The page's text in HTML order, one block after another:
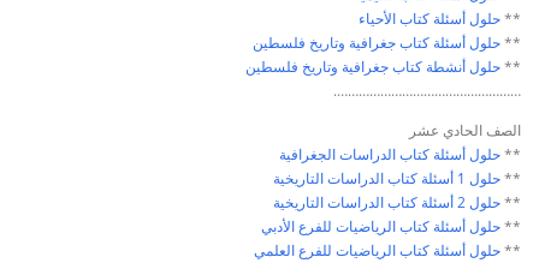
**حلول أسئلة كتابالأحياء
**حلول أسئلة كتابجغرافية وتاريخ فلسطين
**حلول أنشطة كتابجغرافية وتاريخ فلسطين
…………………………………………….
الصف الحادي عشر
**حلول أسئلة كتابالدراسات الجغرافية
**حلول 1 أسئلة كتاب
الدراسات التاريخية
**حلول 2 أسئلة كتاب
الدراسات التاريخية
**حلول أسئلة كتابالرياضيات للفرع الأدبي
**حلول أسئلة كتابالرياضيات للفرع العلمي